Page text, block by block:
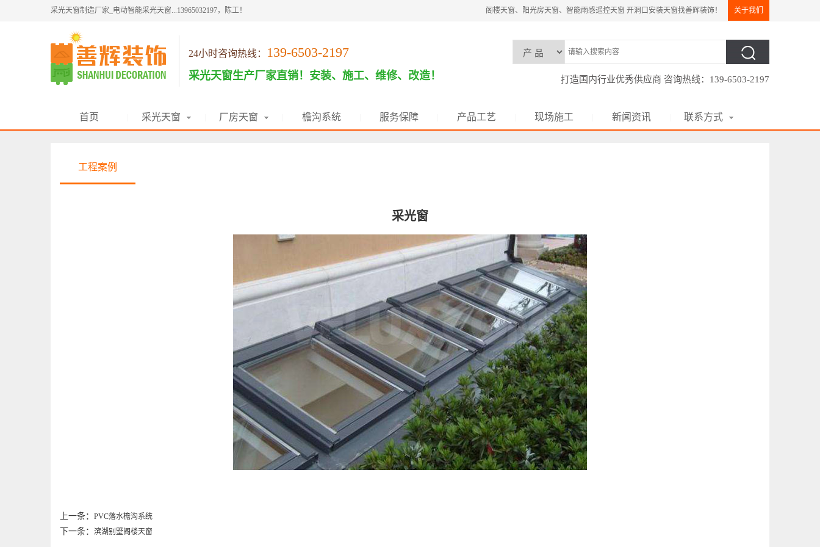
采光天窗制造厂家_电动智能采光天窗...13965032197，陈工！ 阁楼天窗、阳光房天窗、智能雨感遥控天窗 开洞口安装天窗找善辉装饰！ 关于我们
24小时咨询热线： 139-6503-2197
采光天窗生产厂家直销！安装、施工、维修、改造！ 打造国内行业优秀供应商 咨询热线：139-6503-2197
首页 采光天窗 厂房天窗 檐沟系统 服务保障 产品工艺 现场施工 新闻资讯 联系方式
工程案例
采光窗
上一条： PVC落水檐沟系统
下一条： 滨湖别墅阁楼天窗